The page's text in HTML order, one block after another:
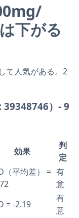
下がる
て人気がある。2
）- 9
効果
判
定
（平均差） = 有
意
= -2.19
有
意